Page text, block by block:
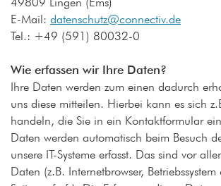
E-Mail: datenschutz@connectiv.de
Tel.: +49 (591) 80032-0
Wie erfassen wir Ihre Daten?
Ihre Daten werden zum einen dadurch
uns diese mitteilen. Hierbei kann es sich
handeln, die Sie in ein Kontaktformular
Daten werden automatisch beim Besuch
unsere IT-Systeme erfasst. Das sind vor
Daten (z.B. Internetbrowser,